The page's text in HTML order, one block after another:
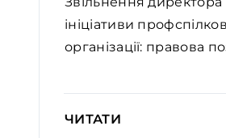
ініціативи
організації: правова
ЧИТАТИ